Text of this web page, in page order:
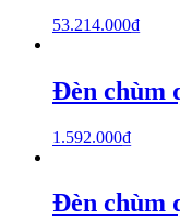
53.214.000₫
Đèn chùm
1.592.000₫
Đèn chùm